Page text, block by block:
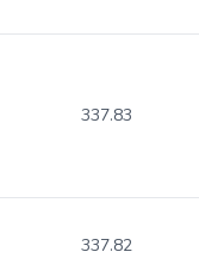
337.83
337.82